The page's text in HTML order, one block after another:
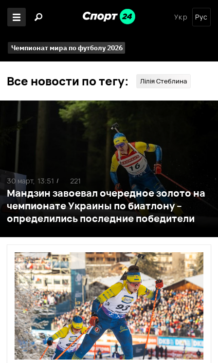
Укр Рус
Чемпионат мира по футболу 2026
Все новости по тегу: Лілія Стеблина
Мандзин завоевал очередное золото на
чемпионате Украины по биатлону –
определились последние победители
30 март, 13:51 / 221